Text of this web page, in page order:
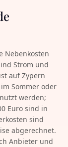
Nebenkosten
Strom und
auf Zypern
Sommer oder
werden;
Euro sind in
sind
abgerechnet.
Anbieter und